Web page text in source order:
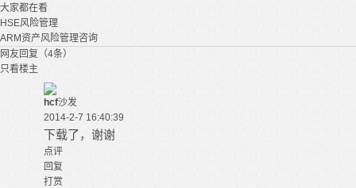
大家都在看
HSE风险管理
ARM资产风险管理咨询
网友回复（4条）
只看楼主
hcf沙发
2014-2-7 16:40:39
下载了，谢谢
点评
回复
打赏